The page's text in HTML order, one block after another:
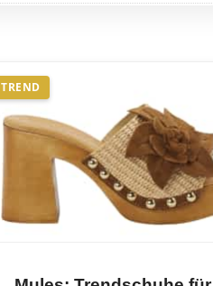
TREND